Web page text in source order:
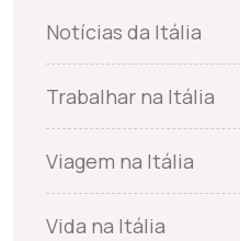
Notícias da Itália
Trabalhar na Itália
Viagem na Itália
Vida na Itália